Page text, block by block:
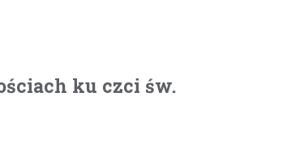
ku czci św.